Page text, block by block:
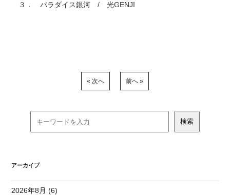
３． パラダイス銀河 / 光GENJI
« 次へ 前へ »
アーカイブ
2026年8月 (6)